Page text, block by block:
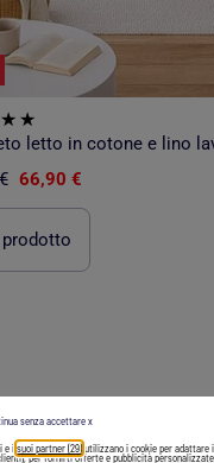
e i suoi partner (29) utilizzano i cookie per
per fornirti offerte e pubblicità
senza accettare x
66,90 €